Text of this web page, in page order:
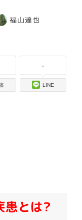
福山達也
-
LINE
患とは?